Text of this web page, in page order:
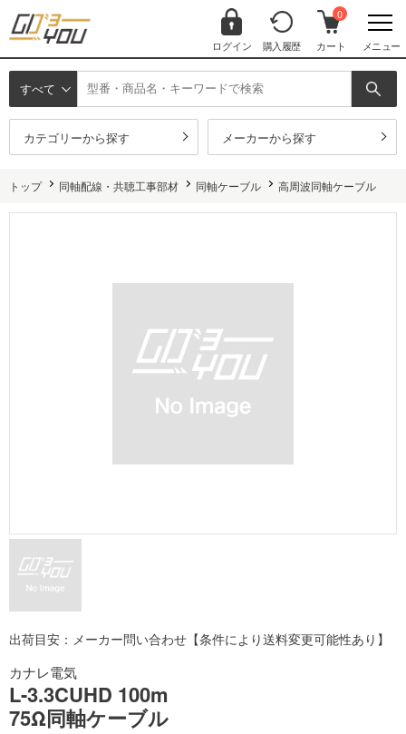
ログイン 購入履歴
0
カート メニュー
すべて
カテゴリーから探す メーカーから探す
トップ 同軸配線・共聴工事部材 同軸ケーブル 高周波同軸ケーブル
出荷目安：メーカー問い合わせ【条件により送料変更可能性あり】
カナレ電気
L-3.3CUHD 100m
75Ω同軸ケーブル